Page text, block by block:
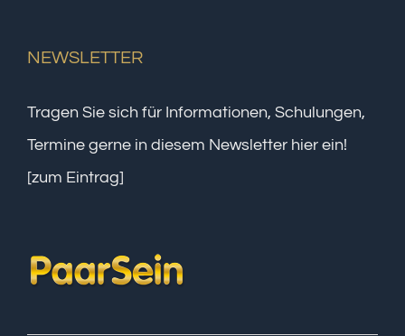
NEWSLETTER
Tragen Sie sich für Informationen, Schulungen,
Termine gerne in diesem Newsletter hier ein!
[zum Eintrag]